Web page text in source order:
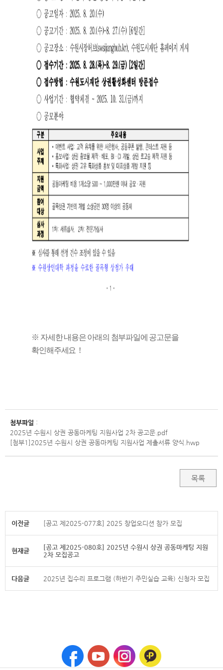
※ 자세한 내용은 아래의 첨부파일에 공고문을
확인해주세요 !
첨부파일 :
2025년 수원시 상권 공동마케팅 지원사업 2차 공고문.pdf
[첨부1]2025년 수원시 상권 공동마케팅 지원사업 제출서류 양식.hwp
목록
이전글 [공고 제2025-077호] 2025 창업오디션 참가 모집
현재글
[공고 제2025-080호] 2025년 수원시 상권 공동마케팅 지원
2차 모집공고
다음글 2025년 집수리 프로그램 (하반기 주민실습 교육) 신청자 모집